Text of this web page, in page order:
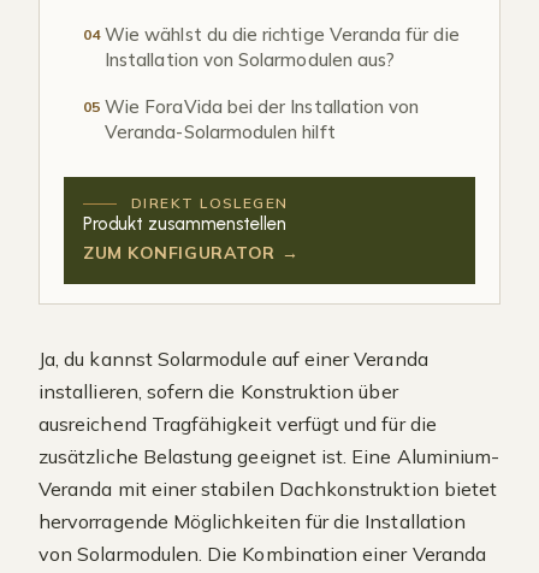
04 Wie wählst du die richtige Veranda für die
Installation von Solarmodulen aus?
05 Wie ForaVida bei der Installation von
Veranda-Solarmodulen hilft
DIREKT LOSLEGEN
Produkt zusammenstellen
ZUM KONFIGURATOR →
Ja, du kannst Solarmodule auf einer Veranda
installieren, sofern die Konstruktion über
ausreichend Tragfähigkeit verfügt und für die
zusätzliche Belastung geeignet ist. Eine Aluminium-
Veranda mit einer stabilen Dachkonstruktion bietet
hervorragende Möglichkeiten für die Installation
von Solarmodulen. Die Kombination einer Veranda